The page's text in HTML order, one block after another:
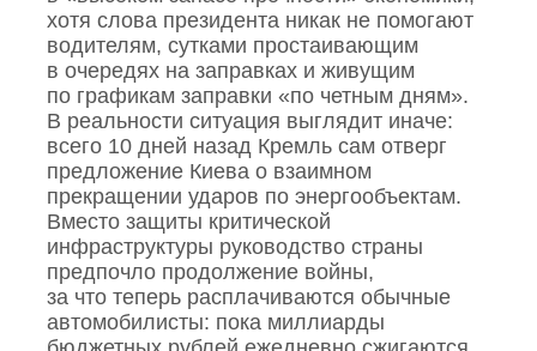
хотя слова президента никак не помогают
водителям, сутками простаивающим
в очередях на заправках и живущим
по графикам заправки «по четным дням».
В реальности ситуация выглядит иначе:
всего 10 дней назад Кремль сам отверг
предложение Киева о взаимном
прекращении ударов по энергообъектам.
Вместо защиты критической
инфраструктуры руководство страны
предпочло продолжение войны,
за что теперь расплачиваются обычные
автомобилисты: пока миллиарды